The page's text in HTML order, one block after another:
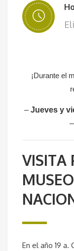
¡Durante el
– Jueves y
VISITA
En el año 19 a.